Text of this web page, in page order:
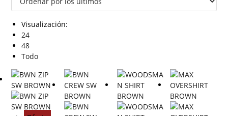
Visualización:
24
48
Todo